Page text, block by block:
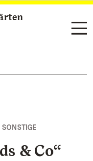
SONSTIGE
& Co“